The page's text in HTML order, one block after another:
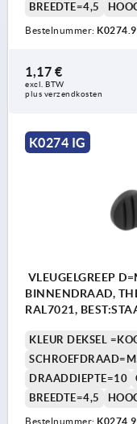
BREEDTE=4,5
Bestelnummer:
1,17 €
excl. BTW
plus verzendkosten
K0274 IG
VLEUGELGREEP
BINNENDRAAD,
RAL7021,
KLEUR DEKSEL
DRAADDIEPTE=10
BREEDTE=4,5
Bestelnummer: